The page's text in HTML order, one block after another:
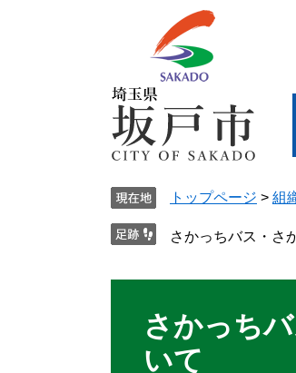
トップページ > 組
さかっちバス・さ
さかっち
いて